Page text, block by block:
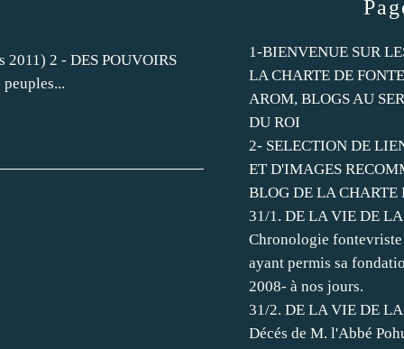
2011) 2 - DES POUVOIRS
1-BIENVENUE SUR
LA CHARTE DE
AROM, BLOGS AU
DU ROI
2- SELECTION DE
ET D'IMAGES
BLOG DE LA CHARTE
31/1. DE LA VIE DE
Chronologie fontevriste
ayant permis sa
2008- à nos jours.
31/2. DE LA VIE DE
Décés de M. l'Abbé